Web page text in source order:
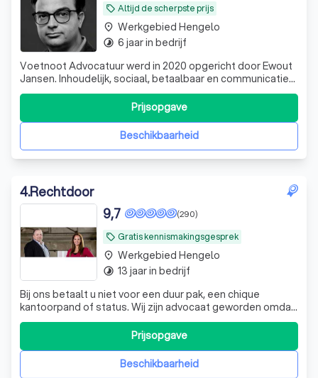
local_offer Altijd de scherpste prijs
Voetnoot Advocatuur werd in 2020 opgericht door Ewout
Jansen. Inhoudelijk, sociaal, betaalbaar en communicatief
INHOUDELIJK Voetnoot Advocatuur heeft een sterke
inhoudelijke focus met (tot nu toe) uitstekende
resultaten. SOCIAAL Voetnoot Advocatuur gaat voor
rechtvaardigheid, redelijkheid, betro
Beschikbaarheid
Prijsopgave
place Werkgebied Hengelo
timelapse 6 jaar in bedrijf
4.Rechtdoor
local_offer Gratis kennismakingsgesprek
(290)
9,7
Bij ons betaalt u niet voor een duur pak, een chique
kantoorpand of status. Wij zijn advocaat geworden omdat
we willen strijden tegen onrecht en graag mensen en
bedrijven helpen. Daar hebben we geen duur pak of chique
pand voor nodig. Door onze werkzaamheden tegen
scherpe tarieven aan te bieden make
Beschikbaarheid
Prijsopgave
place Werkgebied Hengelo
timelapse 13 jaar in bedrijf